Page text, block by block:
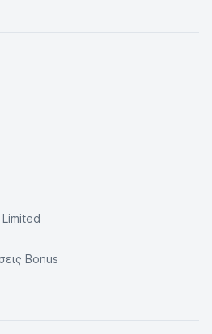
Bonus